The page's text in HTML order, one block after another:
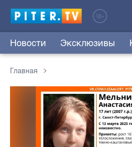
Новости Эксклюзивы
Главная